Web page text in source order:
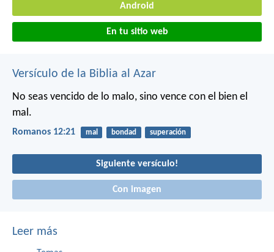
Android
En tu sitio web
Versículo de la Biblia al Azar
No seas vencido de lo malo, sino vence con el bien el
mal.
Romanos 12:21 mal bondad superación
Siguiente versículo!
Con imagen
Leer más